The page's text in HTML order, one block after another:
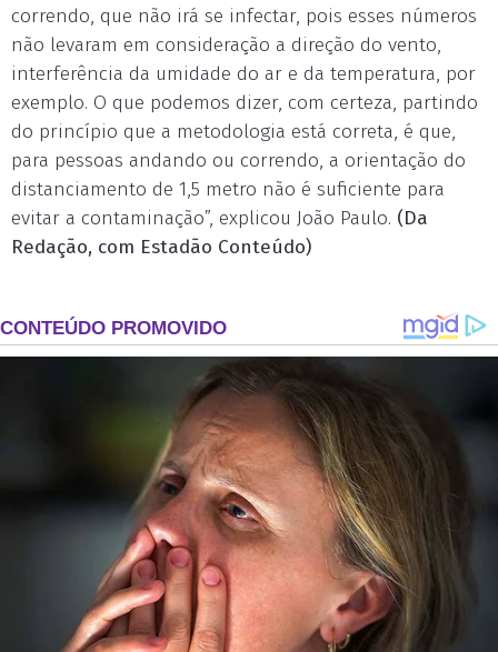
correndo, que não irá se infectar, pois esses números
não levaram em consideração a direção do vento,
interferência da umidade do ar e da temperatura, por
exemplo. O que podemos dizer, com certeza, partindo
do princípio que a metodologia está correta, é que,
para pessoas andando ou correndo, a orientação do
distanciamento de 1,5 metro não é suficiente para
evitar a contaminação”, explicou João Paulo. (Da
Redação, com Estadão Conteúdo)